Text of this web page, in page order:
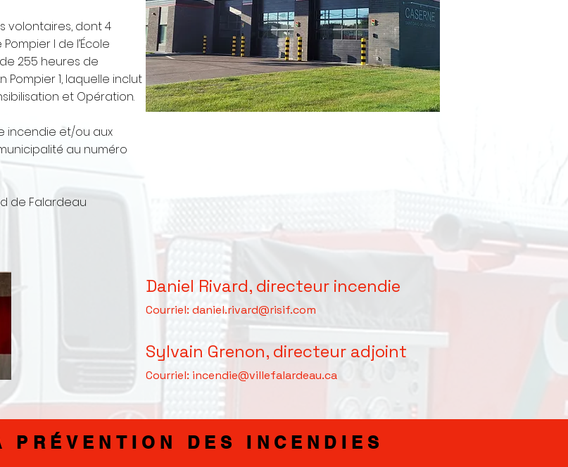
volontaires, dont 4
I de l’École
255 heures de
1, laquelle inclut
et Opération.
incendie et/ou aux
au numéro
de Falardeau
Daniel Rivard, directeur incendie
Courriel:daniel.rivard@risif.com
Sylvain Grenon, directeur adjoint
Courriel: incendie@villefalardeau.ca
PRÉVENTION DES INCENDIES